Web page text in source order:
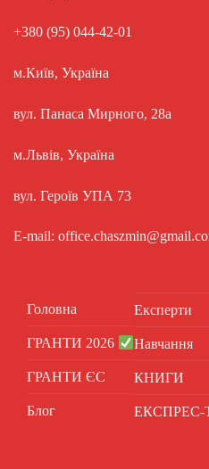
+380 (95) 044-42-01
м.Київ, Україна
вул. Панаса Мирного, 28а
м.Львів, Україна
вул. Героїв УПА 73
E-mail:
Головна
ГРАНТИ 2026
ГРАНТИ ЄС
Блог
Експерти
Навчання
КНИГИ
ЕКСПРЕС-